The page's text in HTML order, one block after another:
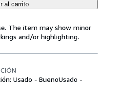
al carrito
The item may show minor
and/or highlighting.
Usado - BuenoUsado -